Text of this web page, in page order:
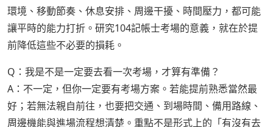
環境、移動節奏、休息安排、周邊干擾、時間壓力，都可能
讓平時的能力打折。研究104記帳士考場的意義，就在於提
前降低這些不必要的損耗。
Q：我是不是一定要去看一次考場，才算有準備？
A：不一定，但你一定要有考場方案。若能提前熟悉當然最
好；若無法親自前往，也要把交通、到場時間、備用路線、
周邊機能與進場流程想清楚。重點不是形式上的「有沒有去